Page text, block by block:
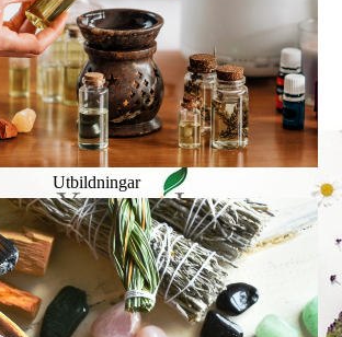
Utbildningar